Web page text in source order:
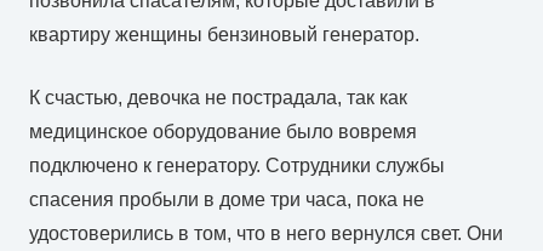
квартиру женщины бензиновый генератор.
К счастью, девочка не пострадала, так как
медицинское оборудование было вовремя
подключено к генератору. Сотрудники службы
спасения пробыли в доме три часа, пока не
удостоверились в том, что в него вернулся свет. Они